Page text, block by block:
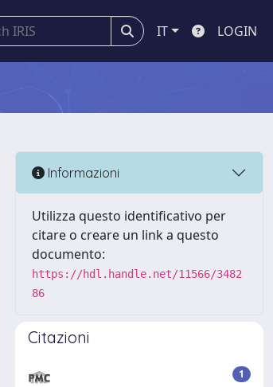
IT LOGIN
Informazioni
Utilizza questo identificativo per
citare o creare un link a questo
documento:
https://hdl.handle.net/11566/3482
86
Citazioni
1